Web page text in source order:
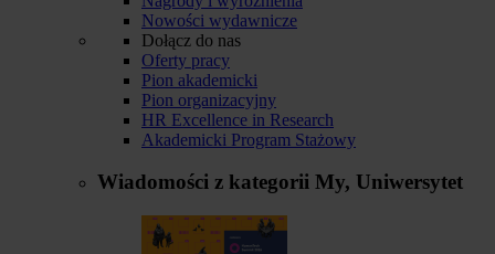
Nowości wydawnicze
Dołącz do nas
Oferty pracy
Pion akademicki
Pion organizacyjny
HR Excellence in Research
Akademicki Program Stażowy
Wiadomości z kategorii My, Uniwersytet